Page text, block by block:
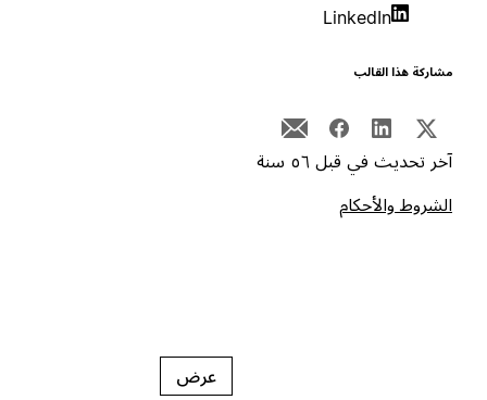
LinkedIn
هذا القالب
تحديث في قبل ٥٦ سنة
والأحكام
عرض